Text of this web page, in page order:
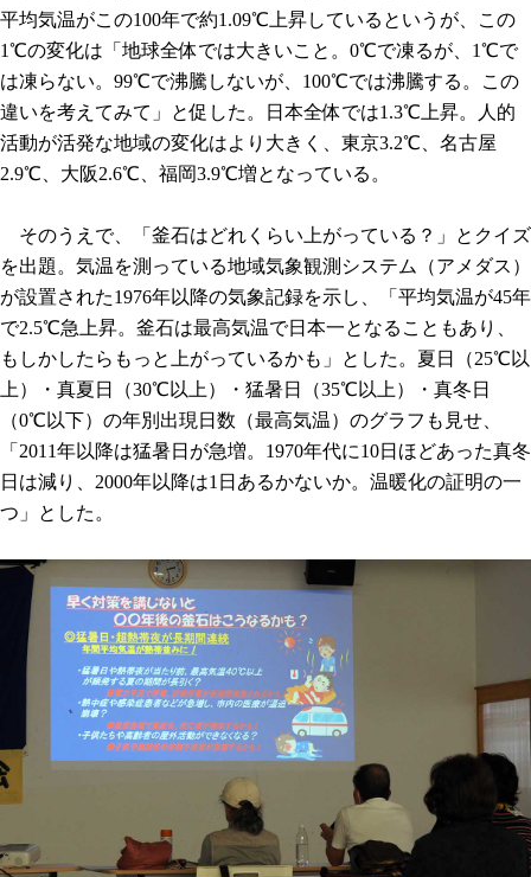
平均気温がこの100年で約1.09℃上昇しているというが、この
1℃の変化は「地球全体では大きいこと。0℃で凍るが、1℃で
は凍らない。99℃で沸騰しないが、100℃では沸騰する。この
違いを考えてみて」と促した。日本全体では1.3℃上昇。人的
活動が活発な地域の変化はより大きく、東京3.2℃、名古屋
2.9℃、大阪2.6℃、福岡3.9℃増となっている。
そのうえで、「釜石はどれくらい上がっている？」とクイズ
を出題。気温を測っている地域気象観測システム（アメダス）
が設置された1976年以降の気象記録を示し、「平均気温が45年
で2.5℃急上昇。釜石は最高気温で日本一となることもあり、
もしかしたらもっと上がっているかも」とした。夏日（25℃以
上）・真夏日（30℃以上）・猛暑日（35℃以上）・真冬日
（0℃以下）の年別出現日数（最高気温）のグラフも見せ、
「2011年以降は猛暑日が急増。1970年代に10日ほどあった真冬
日は減り、2000年以降は1日あるかないか。温暖化の証明の一
つ」とした。